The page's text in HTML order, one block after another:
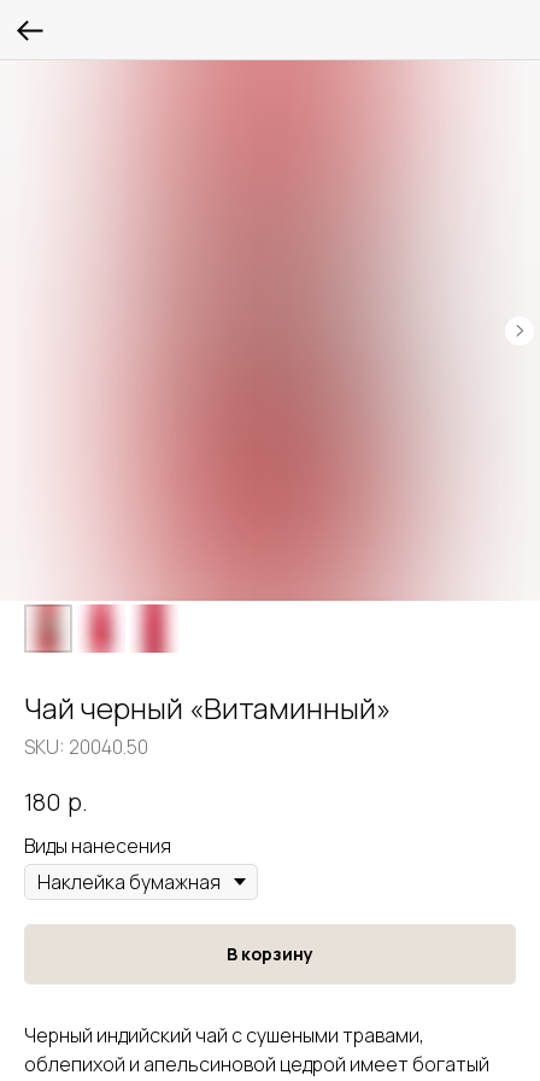
Чай черный «Витаминный»
SKU: 20040.50
180 р.
Виды нанесения
В корзину
Черный индийский чай с сушеными травами,
облепихой и апельсиновой цедрой имеет богатый